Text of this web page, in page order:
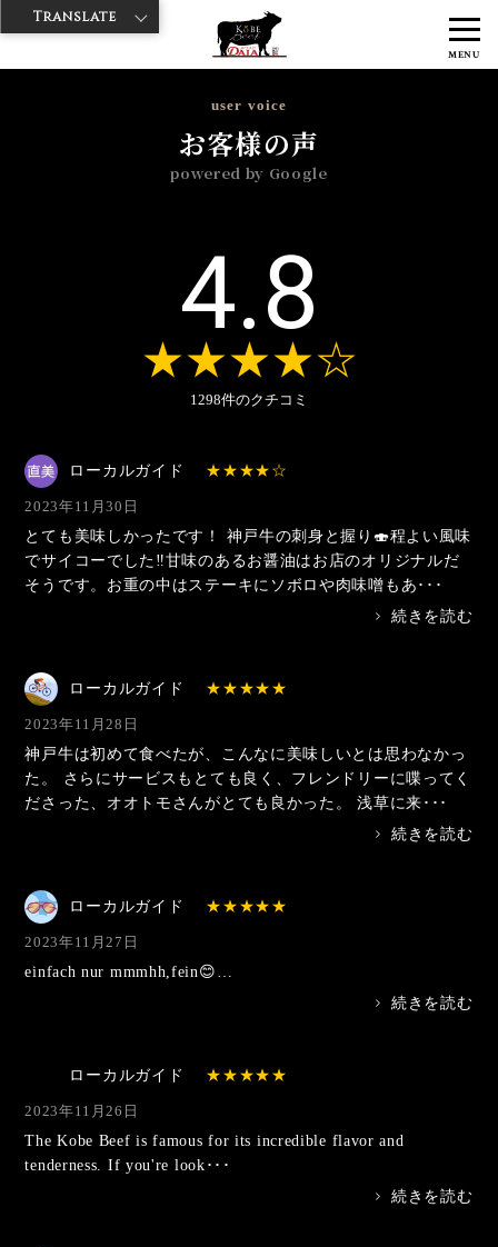
MENU
神戸牛ダイヤ > 神戸牛ダイア 浅草国際通り店 >
user voice
お客様の声
powered by Google
4.8
1298件のクチコミ
ローカルガイド
2023年11月30日
とても美味しかったです！ 神戸牛の刺身と握り🍣程よい風味
でサイコーでした‼️甘味のあるお醤油はお店のオリジナルだ
そうです。お重の中はステーキにソボロや肉味噌もあ･･･
>
続きを読む
ローカルガイド
2023年11月28日
神戸牛は初めて食べたが、こんなに美味しいとは思わなかっ
た。 さらにサービスもとても良く、フレンドリーに喋ってく
ださった、オオトモさんがとても良かった。 浅草に来･･･
>
続きを読む
ローカルガイド
2023年11月27日
einfach nur mmmhh,fein😊…
>
続きを読む
ローカルガイド
2023年11月26日
The Kobe Beef is famous for its incredible flavor and
tenderness. If you're look･･･
>
続きを読む
Translate